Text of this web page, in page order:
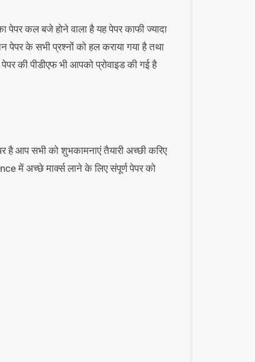
पेपर कल बजे होने वाला है यह पेपर काफी ज्यादा
पेपर के सभी प्रश्नों को हल कराया गया है तथा
की पीडीएफ भी आपको प्रोवाइड की गई है
है आप सभी को शुभकामनाएं तैयारी अच्छी करिए
में अच्छे मार्क्स लाने के लिए संपूर्ण पेपर को